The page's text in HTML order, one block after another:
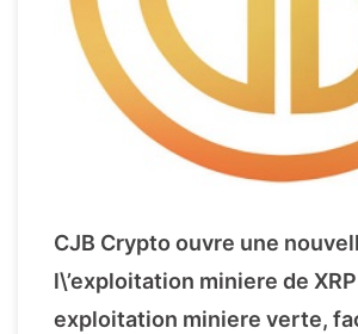
CJB Crypto ouvre une
l\’exploitation miniere de
exploitation miniere verte,